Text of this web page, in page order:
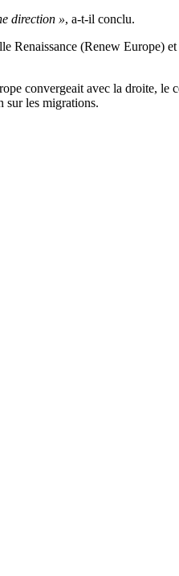
direction », a-t-il conclu.
Renaissance (Renew Europe)
convergeait avec la droite, le
sur les migrations.